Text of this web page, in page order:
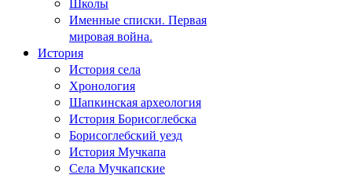
Именные списки. Первая
мировая война.
История
История села
Хронология
Шапкинская археология
История Борисоглебска
Борисоглебский уезд
История Мучкапа
Села Мучкапские